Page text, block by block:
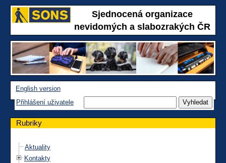
Sjednocená organizace
nevidomých a slabozrakých ČR
English version
Přihlášení uživatele
Rubriky
Aktuality
Kontakty